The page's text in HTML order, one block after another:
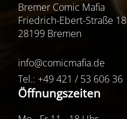
Bremer Comic Mafia
Friedrich-Ebert-Straße 18
28199 Bremen
info@comicmafia.de
Tel.: +49 421 / 53 606 36
Öffnungszeiten